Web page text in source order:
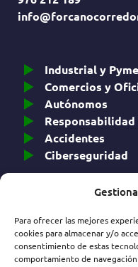
Para ofrecer las mejores
cookies para almacenar y/o
consentimiento de estas
comportamiento de
Empresas y
Industrial y
Comercios y
Autónomos
Accidentes
Ciberseguridad
Hogar
Vida